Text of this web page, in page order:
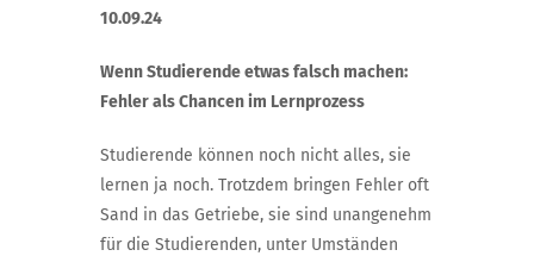
10.09.24
Wenn Studierende etwas falsch machen:
Fehler als Chancen im Lernprozess
Studierende können noch nicht alles, sie
lernen ja noch. Trotzdem bringen Fehler oft
Sand in das Getriebe, sie sind unangenehm
für die Studierenden, unter Umständen